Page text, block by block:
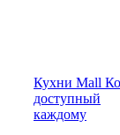
Кухни Mall
доступный
каждому